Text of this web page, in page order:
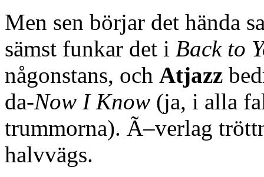
Men sen börjar det hända
sämst funkar det i Back to
någonstans, och Atjazz
da-Now I Know (ja, i alla
trummorna). Ã–verlag
halvvägs.